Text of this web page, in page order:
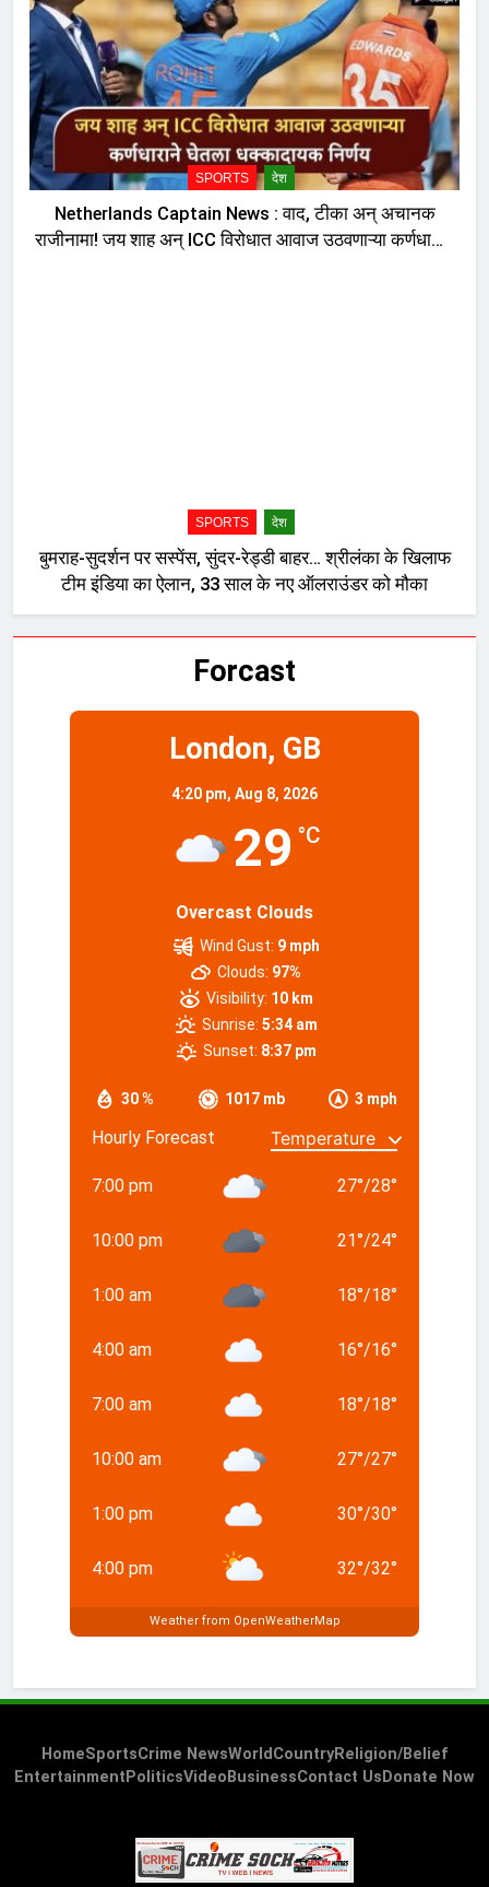
SPORTS देश
Netherlands Captain News : वाद, टीका अन् अचानक
राजीनामा! जय शाह अन् ICC विरोधात आवाज उठवणाऱ्या कर्णधाराने
SPORTS देश
बुमराह-सुदर्शन पर सस्पेंस, सुंदर-रेड्डी बाहर… श्रीलंका के खिलाफ
टीम इंडिया का ऐलान, 33 साल के नए ऑलराउंडर को मौका
Forcast
London, GB
4:20 pm, Aug 8, 2026
29 °C
Overcast Clouds
30 % 1017 mb 3 mph
Wind Gust: 9 mph
Clouds: 97%
Visibility: 10 km
Sunrise: 5:34 am
Sunset: 8:37 pm
Hourly Forecast
7:00 pm 27°/28°
10:00 pm 21°/24°
1:00 am 18°/18°
4:00 am 16°/16°
7:00 am 18°/18°
10:00 am 27°/27°
1:00 pm 30°/30°
4:00 pm 32°/32°
Weather from OpenWeatherMap
HomeSportsCrime NewsWorld CountryReligion/Belief
Entertainment PoliticsVideo BusinessContact Us Donate Now